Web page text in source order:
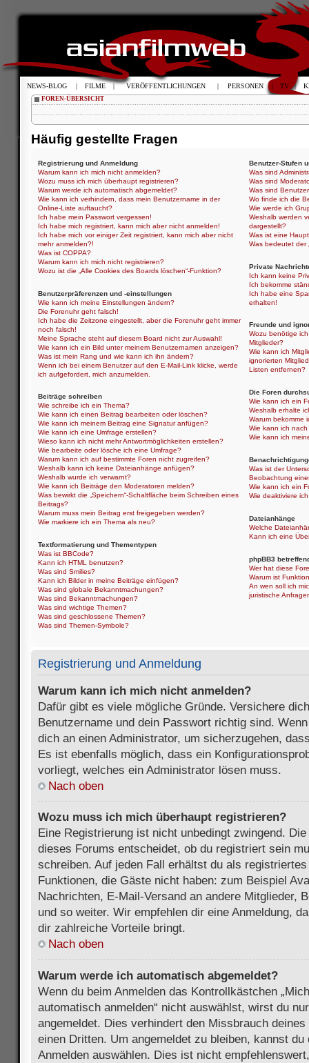
FOREN-ÜBERSICHT
Häufig gestellte Fragen
Registrierung und Anmeldung
Warum kann ich mich nicht anmelden?
Wozu muss ich mich überhaupt registrieren?
Warum werde ich automatisch abgemeldet?
Wie kann ich verhindern, dass mein Benutzername in der
Online-Liste auftaucht?
Ich habe mein Passwort vergessen!
Ich habe mich registriert, kann mich aber nicht anmelden!
Ich habe mich vor einiger Zeit registriert, kann mich aber nicht
mehr anmelden?!
Was ist COPPA?
Warum kann ich mich nicht registrieren?
Wozu ist die „Alle Cookies des Boards löschen“-Funktion?
Benutzerpräferenzen und -einstellungen
Wie kann ich meine Einstellungen ändern?
Die Forenuhr geht falsch!
Ich habe die Zeitzone eingestellt, aber die Forenuhr geht immer
noch falsch!
Meine Sprache steht auf diesem Board nicht zur Auswahl!
Wie kann ich ein Bild unter meinem Benutzernamen anzeigen?
Was ist mein Rang und wie kann ich ihn ändern?
Wenn ich bei einem Benutzer auf den E-Mail-Link klicke, werde
ich aufgefordert, mich anzumelden.
Beiträge schreiben
Wie schreibe ich ein Thema?
Wie kann ich einen Beitrag bearbeiten oder löschen?
Wie kann ich meinem Beitrag eine Signatur anfügen?
Wie kann ich eine Umfrage erstellen?
Wieso kann ich nicht mehr Antwortmöglichkeiten erstellen?
Wie bearbeite oder lösche ich eine Umfrage?
Warum kann ich auf bestimmte Foren nicht zugreifen?
Weshalb kann ich keine Dateianhänge anfügen?
Weshalb wurde ich verwarnt?
Wie kann ich Beiträge den Moderatoren melden?
Was bewirkt die „Speichern“-Schaltfläche beim Schreiben eines
Beitrags?
Warum muss mein Beitrag erst freigegeben werden?
Wie markiere ich ein Thema als neu?
Textformatierung und Thementypen
Was ist BBCode?
Kann ich HTML benutzen?
Was sind Smilies?
Kann ich Bilder in meine Beiträge einfügen?
Was sind globale Bekanntmachungen?
Was sind Bekanntmachungen?
Was sind wichtige Themen?
Was sind geschlossene Themen?
Was sind Themen-Symbole?
Benutzer-Stufen
Was sind
Was sind
Was sind
Wo finde ich die
Wie werde ich
Weshalb werden
dargestellt?
Was ist eine
Was bedeutet der
Private
Ich kann keine
Ich bekomme
Ich habe eine
erhalten!
Freunde und
Wozu benötige
Mitglieder?
Wie kann ich
ignorierten
Listen entfernen?
Die Foren
Wie kann ich ein
Weshalb erhalte
Warum bekomme
Wie kann ich
Wie kann ich
Was ist der
Beobachtung
Wie kann ich ein
Wie deaktiviere
Dateianhänge
Welche
Kann ich eine
phpBB3
Wer hat diese
Warum ist
An wen soll ich
juristische
Registrierung und Anmeldung
Warum kann ich mich nicht anmelden?
Dafür gibt es viele mögliche Gründe. Versichere
Benutzername und dein Passwort richtig sind.
dich an einen Administrator, um sicherzugehen,
Es ist ebenfalls möglich, dass ein
vorliegt, welches ein Administrator lösen muss.
Nach oben
Wozu muss ich mich überhaupt registrieren?
Eine Registrierung ist nicht unbedingt zwingend.
dieses Forums entscheidet, ob du registriert sein
schreiben. Auf jeden Fall erhältst du als
Funktionen, die Gäste nicht haben: zum Beispiel
Nachrichten, E-Mail-Versand an andere Mitglieder,
und so weiter. Wir empfehlen dir eine Anmeldung,
dir zahlreiche Vorteile bringt.
Nach oben
Warum werde ich automatisch abgemeldet?
Wenn du beim Anmelden das Kontrollkästchen
automatisch anmelden“ nicht auswählst, wirst du
angemeldet. Dies verhindert den Missbrauch
einen Dritten. Um angemeldet zu bleiben, kannst
Anmelden auswählen. Dies ist nicht
NEWS-BLOG | FILME | VERÖFFENTLICHUNGEN | PERSONEN | TV |